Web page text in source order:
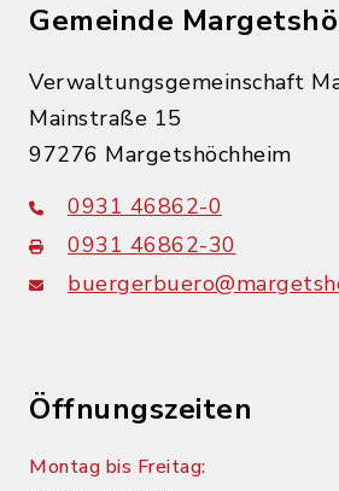
Gemeinde
Verwaltungsgemeinschaft
Mainstraße 15
97276 Margetshöchheim
0931 46862-0
0931 46862-30
Öffnungszeiten
Montag bis Freitag: